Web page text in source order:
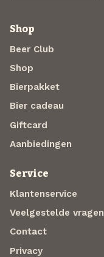
Shop
Beer Club
Shop
Bierpakket
Bier cadeau
Giftcard
Aanbiedingen
Service
Klantenservice
Veelgestelde vragen
Contact
Privacy